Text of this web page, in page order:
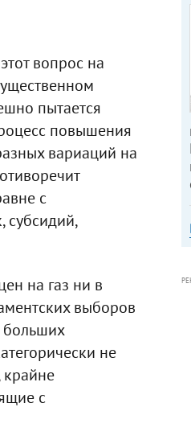
вопрос на
пытается
повышения
вариаций на
с
субсидий,
на газ ни в
выборов
больших
не
с